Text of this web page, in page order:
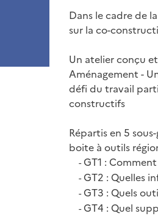
Dans le cadre de
sur la co-
Un atelier conçu
Aménagement -
défi du travail
constructifs
Répartis en 5
boite à outils
-GT1 :
-GT2 : Quelles
-GT3 : Quels
-GT4 : Quel